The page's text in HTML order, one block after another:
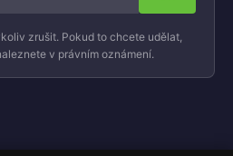
zrušit. Pokud to chcete udělat,
v právním oznámení.